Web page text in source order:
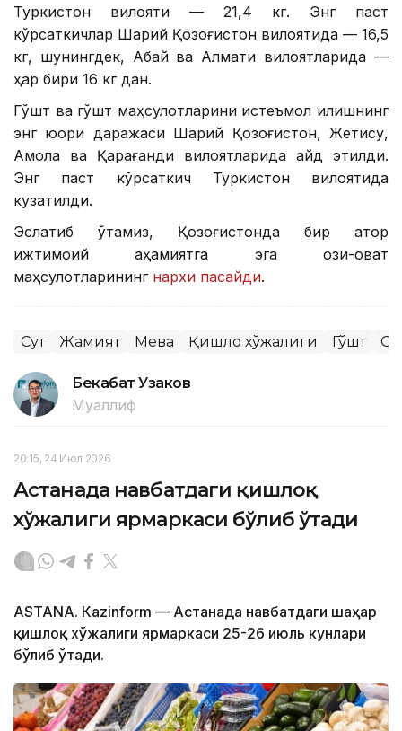
Туркистон вилояти — 21,4 кг. Энг паст
кўрсаткичлар Шарқий Қозоғистон вилоятида — 16,5
кг, шунингдек, Абай ва Алмати вилоятларида —
ҳар бири 16 кг дан.
Гўшт ва гўшт маҳсулотларини истеъмол қилишнинг
энг юқори даражаси Шарқий Қозоғистон, Жетису,
Ақмола ва Қарағанди вилоятларида қайд этилди.
Энг паст кўрсаткич Туркистон вилоятида
кузатилди.
Эслатиб ўтамиз, Қозоғистонда бир қатор
ижтимоий аҳамиятга эга озиқ-овқат
маҳсулотларинингнархи пасайди.
Сут Жамият Мева Қишлоқ хўжалиги Гўшт
Бекабат Узаков
Муаллиф
20:15, 24 Июл 2026
Астанада навбатдаги қишлоқ
хўжалиги ярмаркаси бўлиб ўтади
ASTANА. Кazinform — Астанада навбатдаги шаҳар
қишлоқ хўжалиги ярмаркаси 25-26 июль кунлари
бўлиб ўтади.